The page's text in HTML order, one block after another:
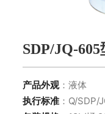
SDP/JQ-
产品外观：液体
执行标准 ：Q/SDP/